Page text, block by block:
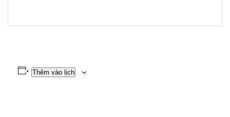
Thêm vào lịch